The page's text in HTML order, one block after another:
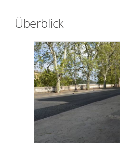
Überblick